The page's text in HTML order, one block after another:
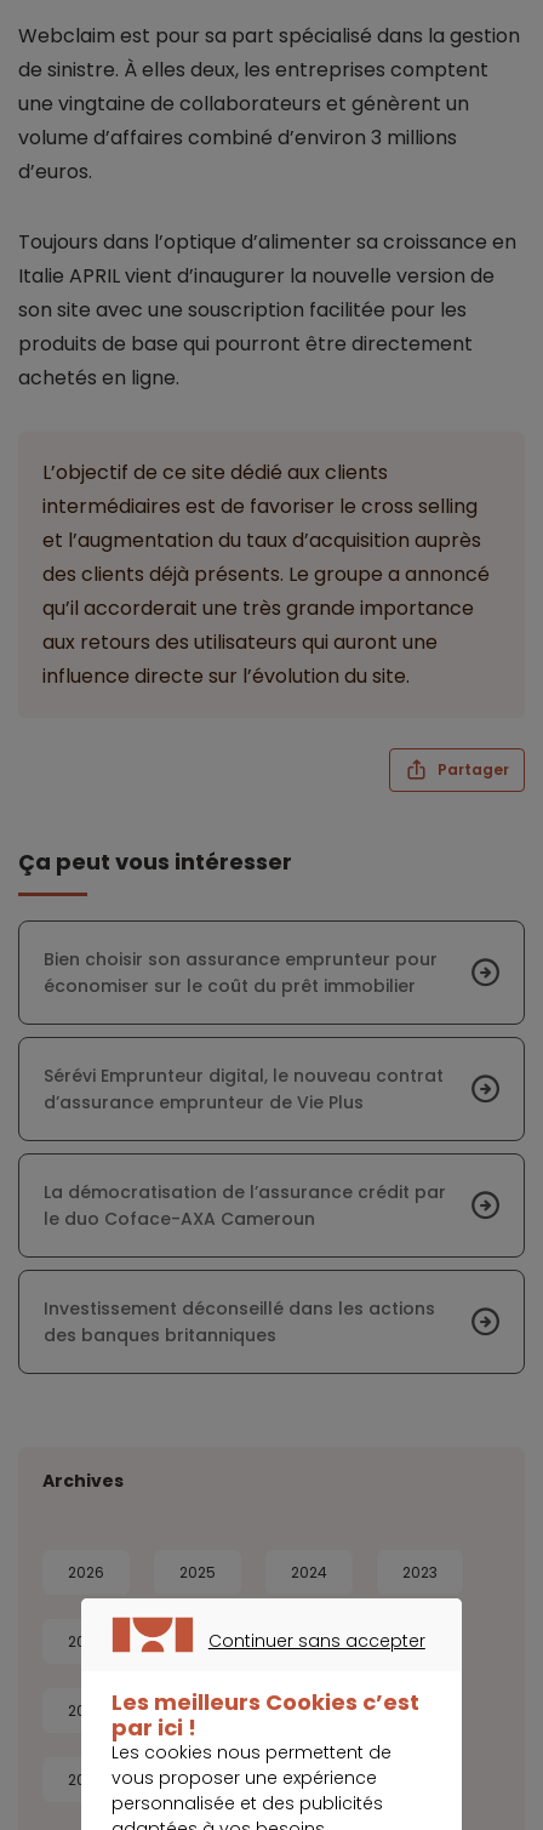
Webclaim est pour sa part spécialisé dans la gestion
de sinistre. À elles deux, les entreprises comptent
une vingtaine de collaborateurs et génèrent un
volume d’affaires combiné d’environ 3 millions
d’euros.
Toujours dans l’optique d’alimenter sa croissance en
Italie APRIL vient d’inaugurer la nouvelle version de
son site avec une souscription facilitée pour les
produits de base qui pourront être directement
achetés en ligne.
L’objectif de ce site dédié aux clients
intermédiaires est de favoriser le cross selling
et l’augmentation du taux d’acquisition auprès
des clients déjà présents. Le groupe a annoncé
qu’il accorderait une très grande importance
aux retours des utilisateurs qui auront une
influence directe sur l’évolution du site.
Partager
Ça peut vous intéresser
Bien choisir son assurance emprunteur pour
économiser sur le coût du prêt immobilier
Sérévi Emprunteur digital, le nouveau contrat
d’assurance emprunteur de Vie Plus
La démocratisation de l’assurance crédit par
le duo Coface-AXA Cameroun
Investissement déconseillé dans les actions
des banques britanniques
Archives
2026 2025 2024 2023
2022 2020 2019
2018 2017 2016 2015
2014
Continuer sans accepter
Les meilleurs Cookies c’est
par ici !
Les cookies nous permettent de
vous proposer une expérience
personnalisée et des publicités